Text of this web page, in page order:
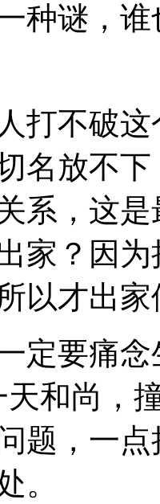
种谜，
不破这
名放不
系，这
家？因
以才出
要痛念
和尚，
题，一
。